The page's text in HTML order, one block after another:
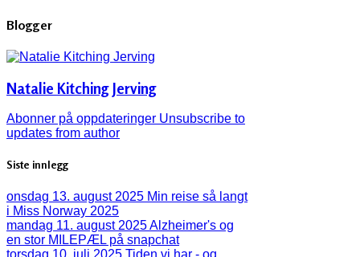
Blogger
Natalie Kitching Jerving
Abonner på oppdateringer Unsubscribe to
updates from author
Siste innlegg
onsdag 13. august 2025 Min reise så langt
i Miss Norway 2025
mandag 11. august 2025Alzheimer's og
en stor MILEPÆL på snapchat
torsdag 10. juli 2025 Tiden vi har - og